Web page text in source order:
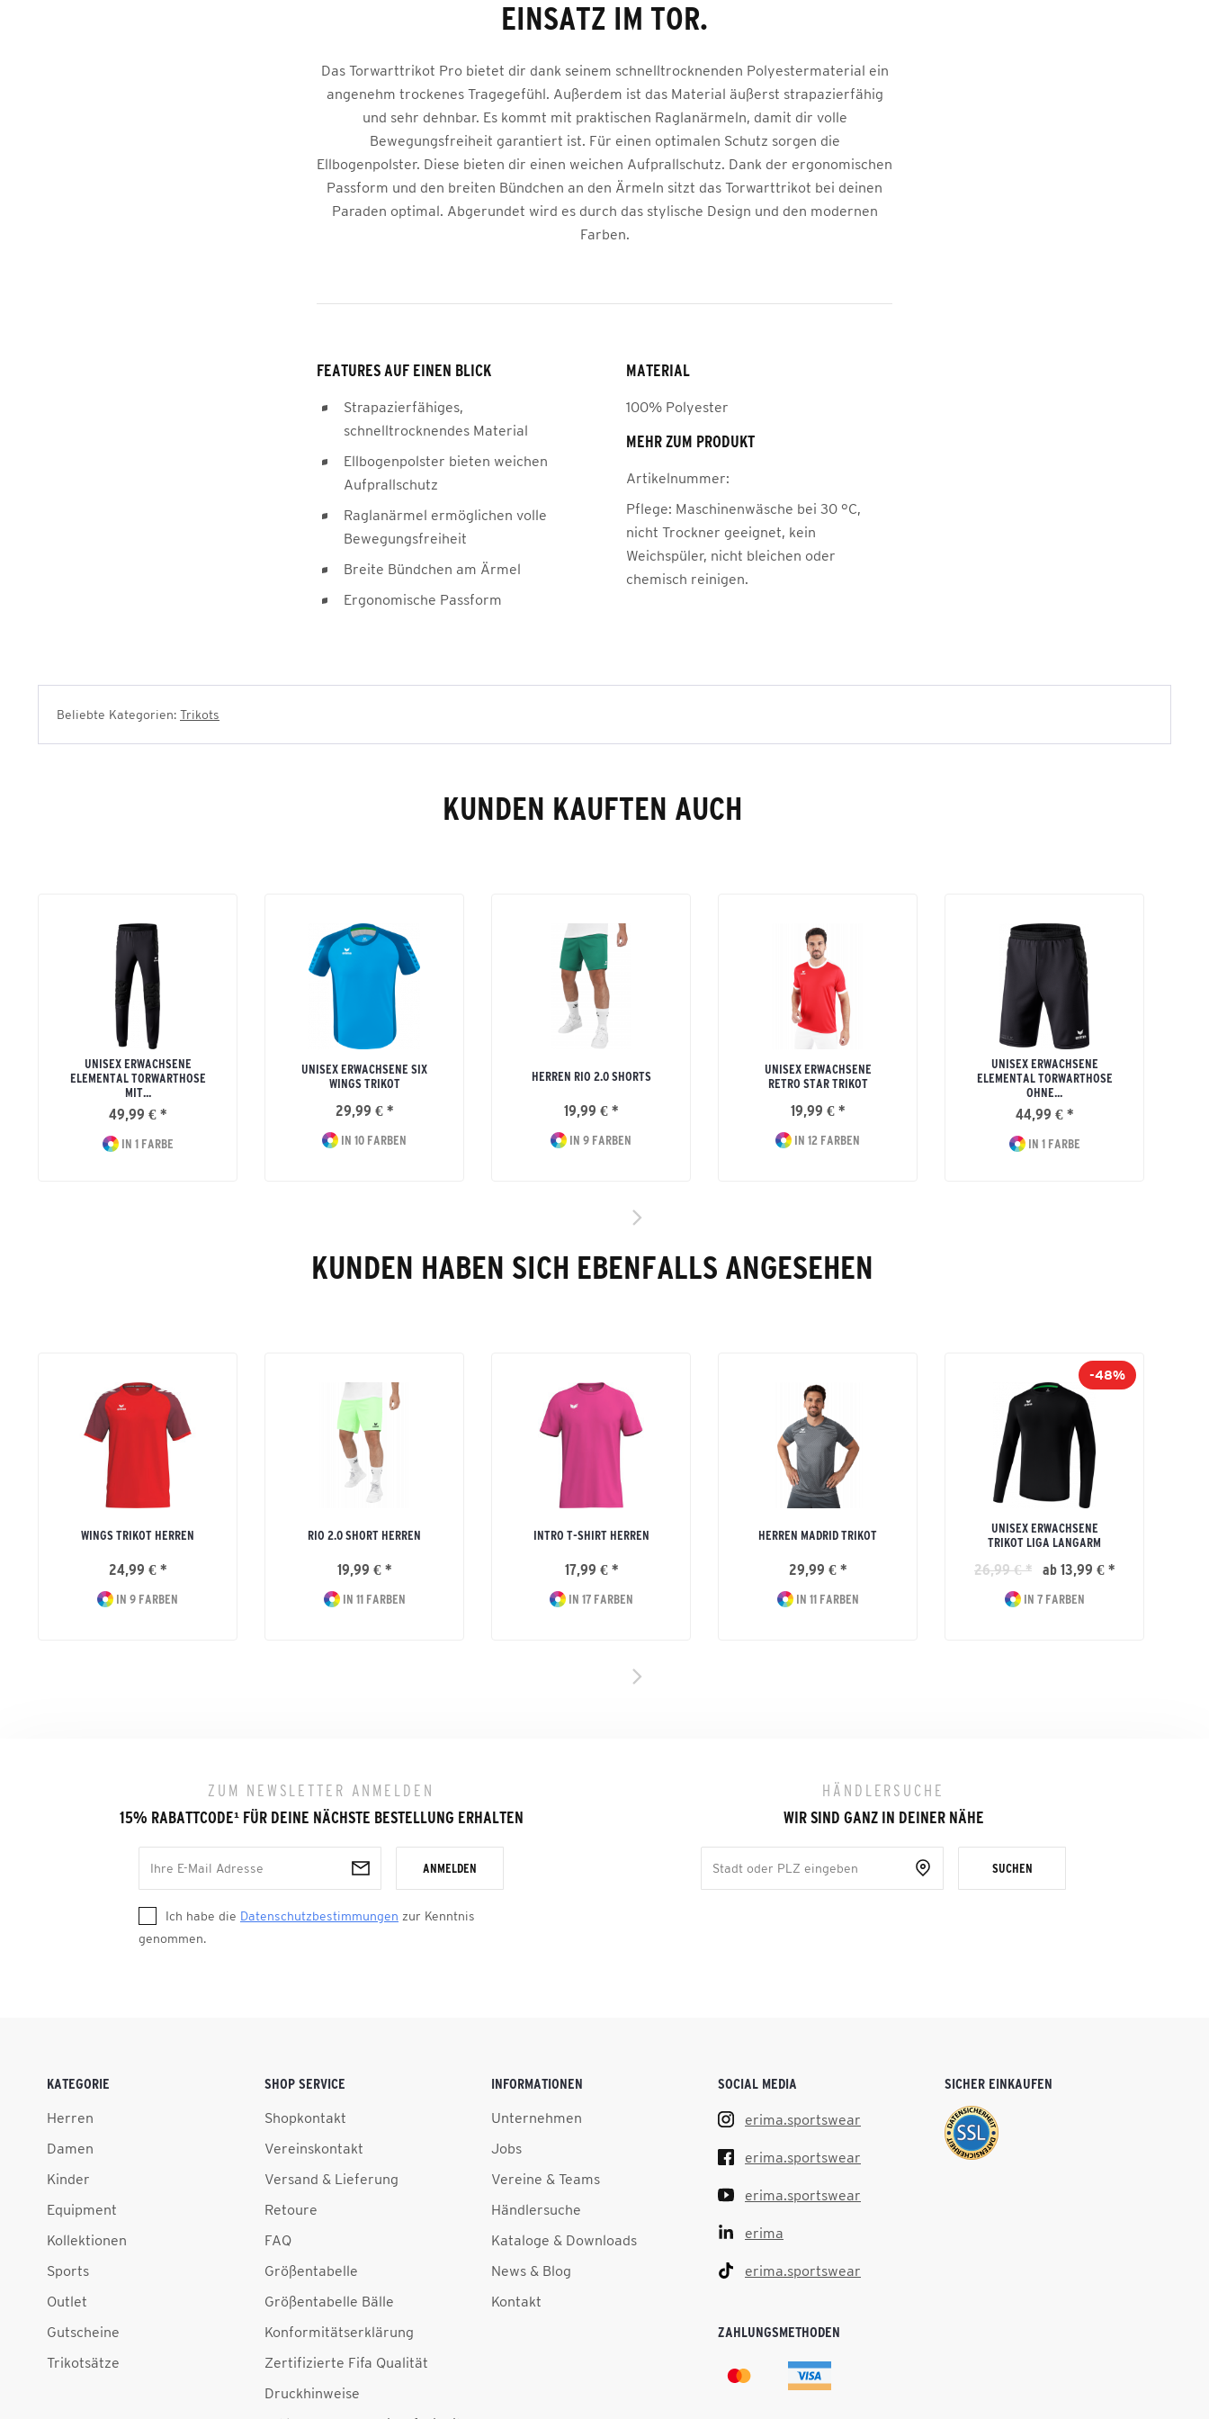
EINSATZ IM TOR.
Das Torwarttrikot Pro bietet dir dank seinem schnelltrocknenden Polyestermaterial ein
angenehm trockenes Tragegefühl. Außerdem ist das Material äußerst strapazierfähig
und sehr dehnbar. Es kommt mit praktischen Raglanärmeln, damit dir volle
Bewegungsfreiheit garantiert ist. Für einen optimalen Schutz sorgen die
Ellbogenpolster. Diese bieten dir einen weichen Aufprallschutz. Dank der ergonomischen
Passform und den breiten Bündchen an den Ärmeln sitzt das Torwarttrikot bei deinen
Paraden optimal. Abgerundet wird es durch das stylische Design und den modernen
Farben.
FEATURES AUF EINEN BLICK
Strapazierfähiges,
schnelltrocknendes Material
Ellbogenpolster bieten weichen
Aufprallschutz
Raglanärmel ermöglichen volle
Bewegungsfreiheit
Breite Bündchen am Ärmel
Ergonomische Passform
MATERIAL
100% Polyester
MEHR ZUM PRODUKT
Artikelnummer:
Pflege: Maschinenwäsche bei 30 °C,
nicht Trockner geeignet, kein
Weichspüler, nicht bleichen oder
chemisch reinigen.
Beliebte Kategorien: Trikots
KUNDEN KAUFTEN AUCH
UNISEX ERWACHSENE
ELEMENTAL TORWARTHOSE
MIT...
49,99 € *
IN 1 FARBE
UNISEX ERWACHSENE SIX
WINGS TRIKOT
29,99 € *
IN 10 FARBEN
HERREN RIO 2.0 SHORTS
19,99 € *
IN 9 FARBEN
UNISEX ERWACHSENE
RETRO STAR TRIKOT
19,99 € *
IN 12 FARBEN
UNISEX ERWACHSENE
ELEMENTAL TORWARTHOSE
OHNE...
44,99 € *
IN 1 FARBE
KUNDEN HABEN SICH EBENFALLS ANGESEHEN
WINGS TRIKOT HERREN
24,99 € *
IN 9 FARBEN
RIO 2.0 SHORT HERREN
19,99 € *
IN 11 FARBEN
INTRO T-SHIRT HERREN
17,99 € *
IN 17 FARBEN
HERREN MADRID TRIKOT
29,99 € *
IN 11 FARBEN
-48%
UNISEX ERWACHSENE
TRIKOT LIGA LANGARM
26,99 € * ab 13,99 € *
IN 7 FARBEN
ZUM NEWSLETTER ANMELDEN
15% RABATTCODE¹FÜR DEINE NÄCHSTE BESTELLUNG ERHALTEN
ANMELDEN
Ich habe die Datenschutzbestimmungen zur Kenntnis
genommen.
HÄNDLERSUCHE
WIR SIND GANZ IN DEINER NÄHE
SUCHEN
KATEGORIE
Herren
Damen
Kinder
Equipment
Kollektionen
Sports
Outlet
Gutscheine
Trikotsätze
SHOP SERVICE
Shopkontakt
Vereinskontakt
Versand & Lieferung
Retoure
FAQ
Größentabelle
Größentabelle Bälle
Konformitätserklärung
Zertifizierte Fifa Qualität
Druckhinweise
INFORMATIONEN
Unternehmen
Jobs
Vereine & Teams
Händlersuche
Kataloge & Downloads
News & Blog
Kontakt
SOCIAL MEDIA
erima.sportswear
erima.sportswear
erima.sportswear
erima
erima.sportswear
ZAHLUNGSMETHODEN
SICHER EINKAUFEN